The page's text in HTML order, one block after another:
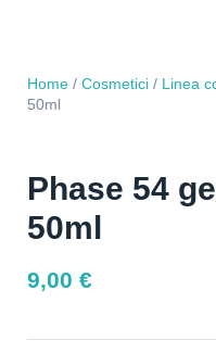
Home / Cosmetici / Linea
50ml
Phase 54
50ml
9,00 €